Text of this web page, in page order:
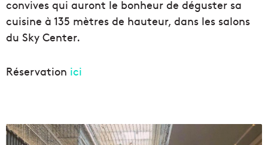
convives qui auront le bonheur de déguster sa
cuisine à 135 mètres de hauteur, dans les salons
du Sky Center.
Réservation ici
L